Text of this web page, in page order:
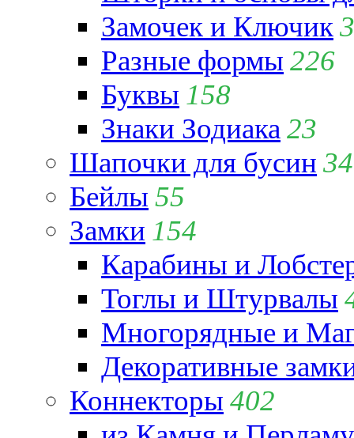
Замочек и Ключик
Разные формы 226
Буквы 158
Знаки Зодиака 23
Шапочки для бусин 34
Бейлы 55
Замки 154
Карабины и
Тоглы и Штурвалы
Многорядные и
Декоративные
Коннекторы 402